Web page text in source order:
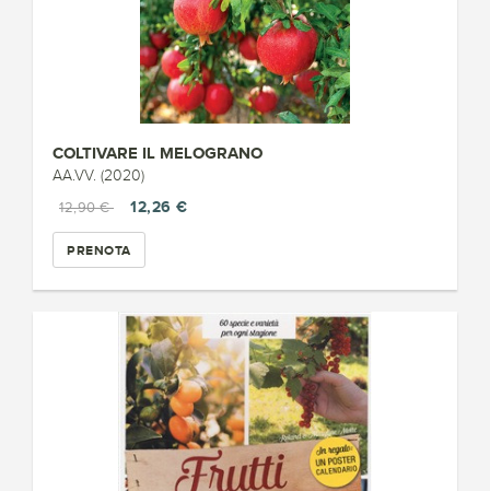
COLTIVARE IL MELOGRANO
AA.VV. (2020)
12,90 €
12,26 €
PRENOTA